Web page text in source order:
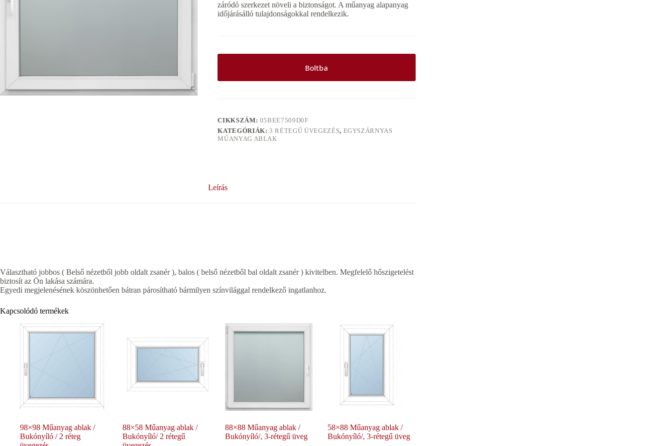
záródó szerkezet növeli a biztonságot. A műanyag alapanyag
időjárásálló tulajdonságokkal rendelkezik.
Boltba
CIKKSZÁM: 05BEE7509D0F
KATEGÓRIÁK:3 RÉTEGŰ ÜVEGEZÉS, EGYSZÁRNYAS
MŰANYAG ABLAK
Leírás
Választható jobbos ( Belső nézetből jobb oldalt zsanér ), balos ( belső nézetből bal oldalt zsanér ) kivitelben. Megfelelő hőszigetelést
biztosít az Ön lakása számára.
Egyedi megjelenésének köszönhetően bátran párosítható bármilyen színvilággal rendelkező ingatlanhoz.
Kapcsolódó termékek
98×98 Műanyag ablak /
Bukónyíló / 2 réteg
88×58 Műanyag ablak /
Bukónyíló/ 2 rétegű
88×88 Műanyag ablak /
Bukónyíló/, 3-rétegű üveg
58×88 Műanyag ablak /
Bukónyíló/, 3-rétegű üveg